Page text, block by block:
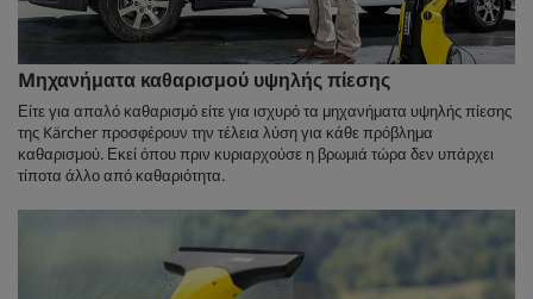
Mηχανήματα καθαρισμού υψηλής πίεσης
Είτε για απαλό καθαρισμό είτε για ισχυρό τα μηχανήματα υψηλής πίεσης
της Kärcher προσφέρουν την τέλεια λύση για κάθε πρόβλημα
καθαρισμού. Εκεί όπου πριν κυριαρχούσε η βρωμιά τώρα δεν υπάρχει
τίποτα άλλο από καθαριότητα.